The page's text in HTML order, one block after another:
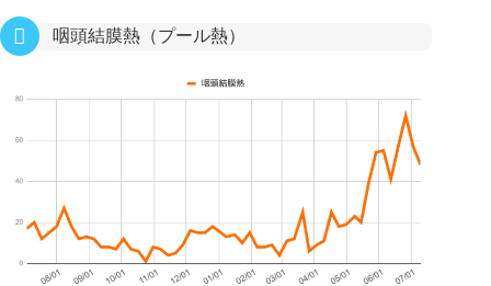
咽頭結膜熱（プール熱）